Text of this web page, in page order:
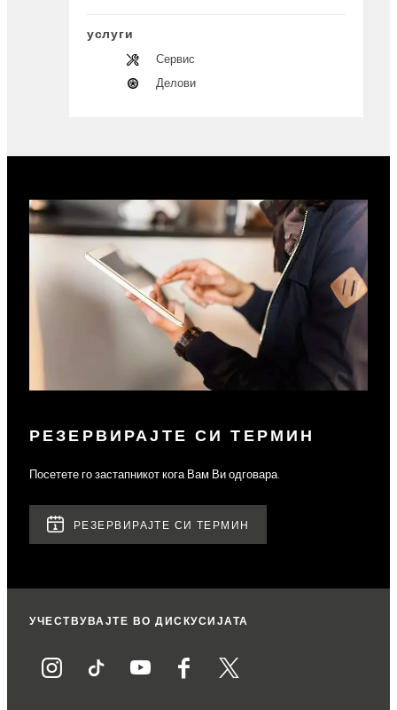
услуги
Сервис
Делови
РЕЗЕРВИРАЈТЕ СИ ТЕРМИН
Посетете го застапникот кога Вам Ви одговара.
РЕЗЕРВИРАЈТЕ СИ ТЕРМИН
УЧЕСТВУВАЈТЕ ВО ДИСКУСИЈАТА